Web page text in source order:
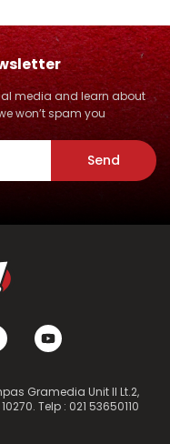
media and learn about
won’t spam you
Send
Gramedia Unit II Lt.2,
Telp : 021 53650110